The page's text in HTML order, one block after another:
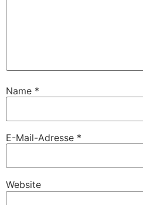
Name *
E-Mail-Adresse *
Website